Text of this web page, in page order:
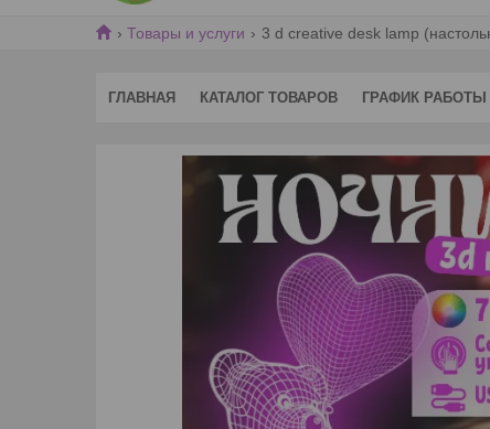
Товары и услуги 3 d creative desk lamp
ГЛАВНАЯ КАТАЛОГ ТОВАРОВ ГРАФИК РАБОТЫ